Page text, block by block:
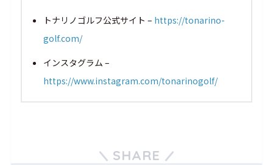
トナリノゴルフ公式サイト – https://tonarino-
golf.com/
インスタグラム –
https://www.instagram.com/tonarinogolf/
SHARE